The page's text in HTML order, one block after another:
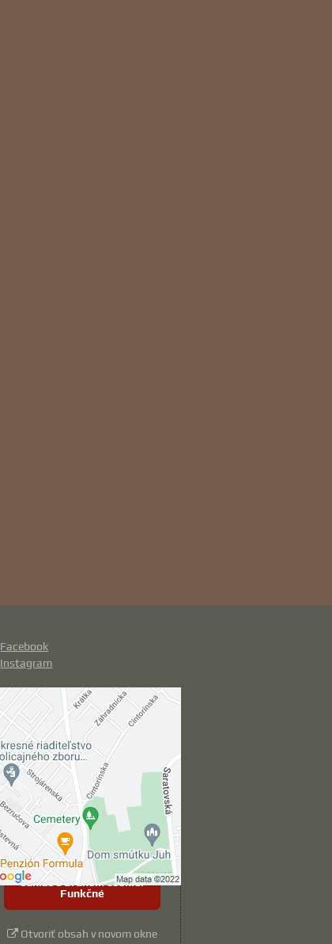
Facebook
Instagram
Externý obsah je
blokovaný Voľbami
súkromia
Prajete si načítať externý obsah?
Povoliť tentokrát
Povoliť a zapamätať -
súhlas s druhom cookie:
Funkčné
Otvoriť obsah v novom okne